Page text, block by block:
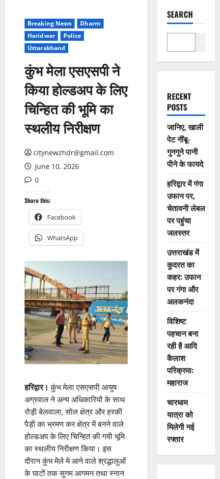
Breaking News
Dharm
Haridwar
Police
Uttarakhand
कुंभ मेला एसएसपी ने
किया होल्डअप के लिए
चिन्हित की भूमि का
स्थलीय निरीक्षण
citynewzhdr@gmail.com
June 10, 2026
0
Share this:
Facebook
WhatsApp
हरिद्वार।कुंभ मेला एसएसपी आयुष
अग्रवाल ने अन्य अधिकारियों के साथ
रोड़ी बेलवाला, सोल क्षेत्र और हरकी
पैड़ी का भ्रमण कर क्षेत्र में बनने वाले
होल्डअप के लिए चिन्हित की गयी भूमि
का स्थलीय निरीक्षण किया। इस
दौरान कुंभ मेले मे आने वाले श्रद्धालुओं
के घाटों तक सुगम आगमन तथा स्नान
SEARCH
RECENT
POSTS
जानिए, खाली
पेट नींबू-
गुनगुने पानी
पीने के फायदे
हरिद्वार में गंगा
उफान पर,
चेतावनी लेबल
पर पहुंचा
जलस्तर
उत्तराखंड में
कुदरत का
कहर: उफान
पर गंगा और
अलकनंदा
विशिष्ट
पहचान बना
रही है आदि
कैलाश
परिक्रमा:
महाराज
चारधाम
यात्रा को
मिलेगी नई
रफ्तार